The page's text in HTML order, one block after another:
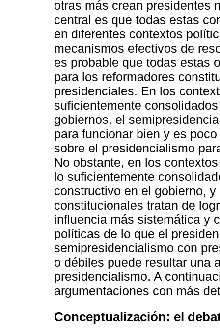
otras más crean presidentes
central es que todas estas
en diferentes contextos
mecanismos efectivos de
es probable que todas estas
para los reformadores
presidenciales. En los
suficientemente
gobiernos, el
para funcionar bien y es
sobre el presidencialismo
No obstante, en los
lo suficientemente
constructivo en el gobierno,
constitucionales tratan de
influencia más sistemática y
políticas de lo que el
semipresidencialismo con
o débiles puede resultar una
presidencialismo. A
argumentaciones con más
Conceptualización: el